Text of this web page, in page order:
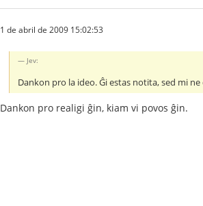
1 de abril de 2009 15:02:53
Jev:
Dankon pro la ideo. Ĝi estas notita, sed mi
Dankon pro realigi ĝin, kiam vi povos ĝin.